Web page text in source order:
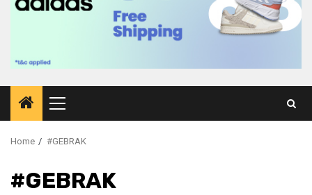
Primary
Menu
Home #GEBRAK
#GEBRAK